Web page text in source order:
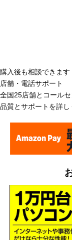
購入後も相談できます
店舗・電話サポート
全国25店舗とコール
品質とサポートを詳し